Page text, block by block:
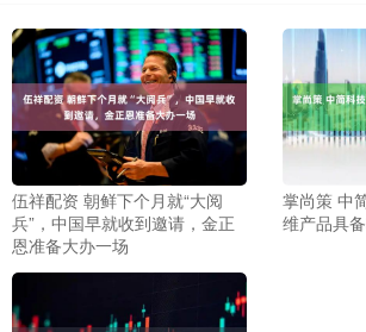
伍祥配资 朝鲜下个月就“大阅
兵”，中国早就收到邀请，金正
恩准备大办一场
掌尚策 中
维产品具